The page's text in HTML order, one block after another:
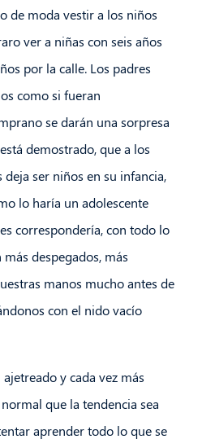
de moda vestir a los niños
ver a niñas con seis años
por la calle. Los padres
como si fueran
se darán una sorpresa
demostrado, que a los
deja ser niños en su infancia,
lo haría un adolescente
correspondería, con todo lo
despegados, más
manos mucho antes de
con el nido vacío
y cada vez más
que la tendencia sea
aprender todo lo que se